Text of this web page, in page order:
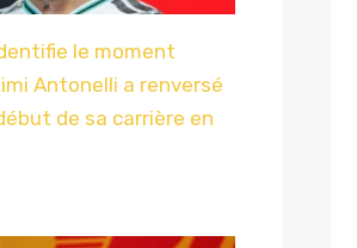
le moment
Antonelli a renversé
de sa carrière en